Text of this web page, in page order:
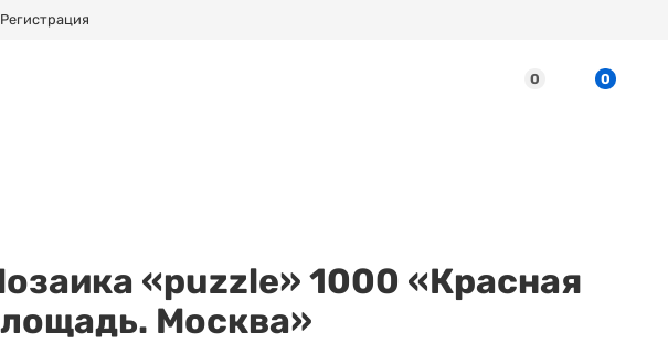
0 0
«puzzle» 1000 «Красная
Москва»